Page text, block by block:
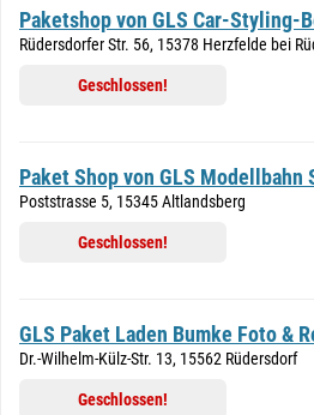
Paketshop von GLS Car-Styling-
Rüdersdorfer Str. 56, 15378 Herzfelde bei
Geschlossen!
Paket Shop von GLS Modellbahn
Poststrasse 5, 15345 Altlandsberg
Geschlossen!
GLS Paket Laden Bumke Foto &
Dr.-Wilhelm-Külz-Str. 13, 15562 Rüdersdorf
Geschlossen!